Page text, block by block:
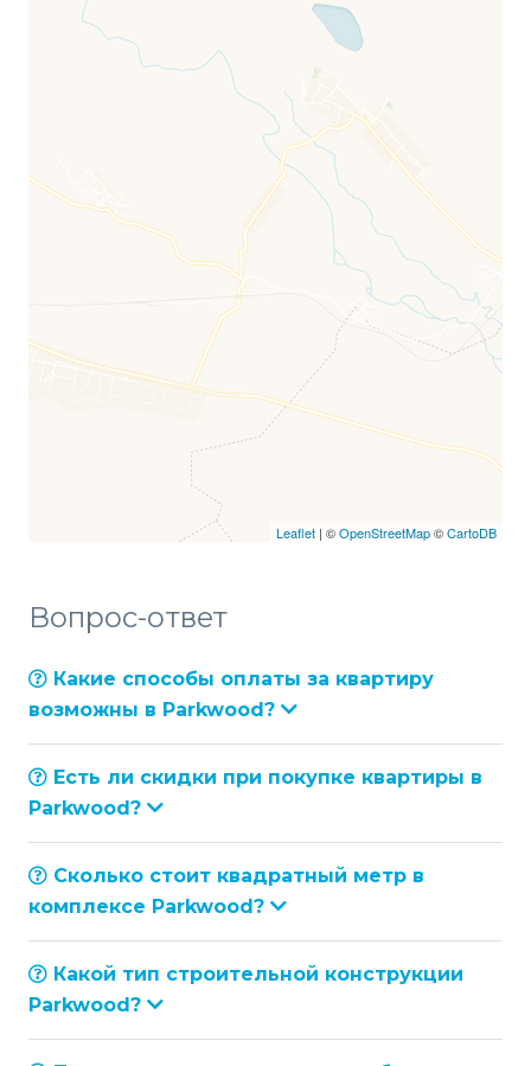
Leaflet | ©OpenStreetMap©CartoDB
Вопрос-ответ
Какие способы оплаты за квартиру
возможны в Parkwood?
Есть ли скидки при покупке квартиры в
Parkwood?
Сколько стоит квадратный метр в
комплексе Parkwood?
Какой тип строительной конструкции
Parkwood?